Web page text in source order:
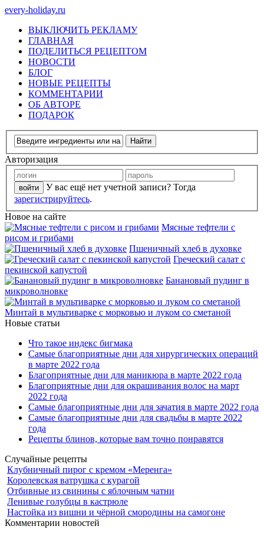
every-holiday.ru
ВЫКЛЮЧИТЬ РЕКЛАМУ
ГЛАВНАЯ
ПОДЕЛИТЬСЯ РЕЦЕПТОМ
НОВОСТИ
БЛОГ
НОВЫЕ РЕЦЕПТЫ
КОММЕНТАРИИ
ОБ АВТОРЕ
ПОДАРОК
Авторизация
У вас ещё нет учетной записи? Тогда
зарегистрируйтесь.
Новое на сайте
Мясные тефтели с
рисом и грибами
Пшеничный хлеб в духовке
Греческий салат с
пекинской капустой
Банановый пудинг в
микроволновке
Минтай в мультиварке с морковью и луком со сметаной
Новые статьи
Что такое индекс бигмака
Самые благоприятные дни для хирургических операций
в марте 2022 года
Благоприятные дни для маникюра в марте 2022 года
Благоприятные дни для окрашивания волос на март
2022 года
Самые благоприятные дни для зачатия в марте 2022 года
Самые благоприятные дни для свадьбы в марте 2022
года
Рецепты блинов, которые вам точно понравятся
Случайные рецепты
Клубничный пирог с кремом «Меренга»
Королевская ватрушка с курагой
Отбивные из свинины с яблочным чатни
Ленивые голубцы в кастрюле
Настойка из вишни и чёрной смородины на самогоне
Комментарии новостей